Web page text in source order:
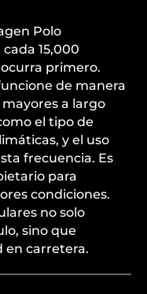
Polo
15,000
primero.
de manera
a largo
el tipo de
y el uso
frecuencia. Es
para
condiciones.
no solo
sino que
en carretera.